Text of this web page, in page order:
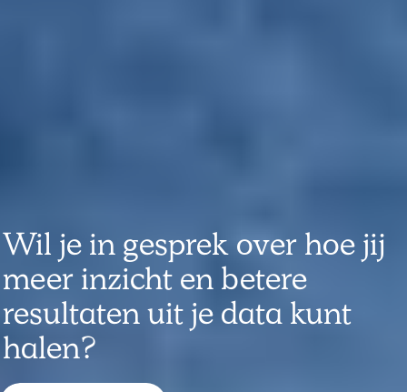
Wil jeingesprekover hoejij
meer inzichtenbetere
resultatenuitjedatakunt
halen?